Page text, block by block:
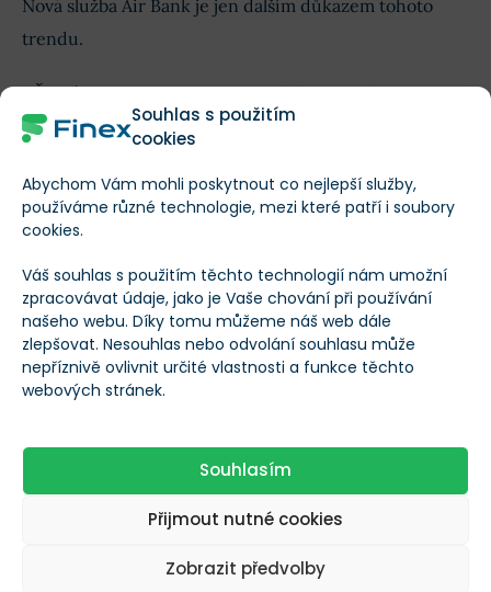
Souhlas s použitím
cookies
Abychom Vám mohli poskytnout co nejlepší služby,
používáme různé technologie, mezi které patří i soubory
cookies.
Váš souhlas s použitím těchto technologií nám umožní
zpracovávat údaje, jako je Vaše chování při používání
našeho webu. Díky tomu můžeme náš web dále
zlepšovat. Nesouhlas nebo odvolání souhlasu může
nepříznivě ovlivnit určité vlastnosti a funkce těchto
webových stránek.
Souhlasím
Přijmout nutné cookies
Zobrazit předvolby
Nová služba Air Bank je jen dalším důkazem tohoto
trendu.
“Česká republika dotahuje vyspělé trhy a objem
majetku v investičních produktech roste. Investování
představujeme nový nástroj,”říká Petr Žabža, vedoucí
oddělení Investice v Air Bank.
Dodal, že klienti mohou nakupovatfrakční akcie,
přičemžminimální vklad je stanoven na 1000 korun
aby bylo investování do akcií dostupné široké
veřejnosti.
V jednoduchosti je krása
Nastavení investičního účtu Air Bank v aplikaci My Air
trvalo jen několik minut .